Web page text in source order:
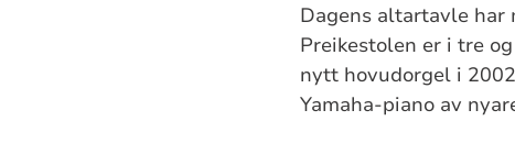
Dagens altartavle har
Preikestolen er i tre
nytt hovudorgel i
Yamaha-piano av